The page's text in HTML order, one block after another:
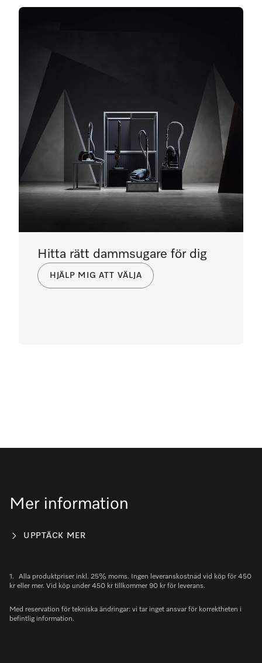
Hitta rätt dammsugare för dig
HJÄLP MIG ATT VÄLJA
Mer information
UPPTÄCK MER
1.
Alla produktpriser inkl. 25% moms. Ingen leveranskostnad vid köp för 450
kr eller mer. Vid köp under 450 kr tillkommer 90 kr för leverans.
Med reservation för tekniska ändringar: vi tar inget ansvar för korrektheten i
befintlig information.